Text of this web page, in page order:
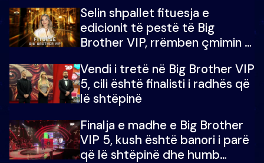
Selin shpallet fituesja e
edicionit të pestë të Big
Brother VIP, rrëmben çmimin e
Vendi i tretë në Big Brother VIP
5, cili është finalisti i radhës që
lë shtëpinë
Finalja e madhe e Big Brother
VIP 5, kush është banori i parë
që lë shtëpinë dhe humb